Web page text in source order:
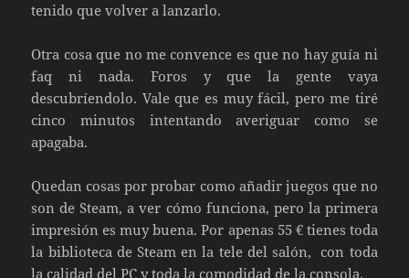
tenido que volver a lanzarlo.
Otra cosa que no me convence es que no hay guía ni
faq ni nada. Foros y que la gente vaya
descubríendolo. Vale que es muy fácil, pero me tiré
cinco minutos intentando averiguar como se
apagaba.
Quedan cosas por probar como añadir juegos que no
son de Steam, a ver cómo funciona, pero la primera
impresión es muy buena. Por apenas 55 € tienes toda
la biblioteca de Steam en la tele del salón, con toda
la calidad del PC y toda la comodidad de la consola.